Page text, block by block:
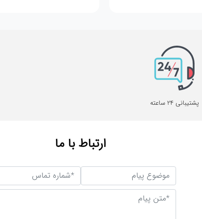
پشتیبانی 24 ساعته
ارتباط با ما